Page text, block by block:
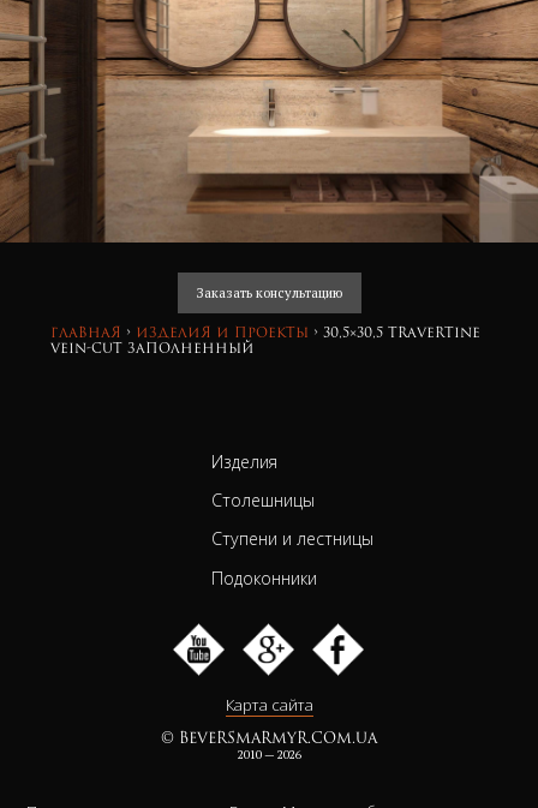
Заказать консультацию
Главная › изделия и проекты ›
30,5×30,5 travertine
vein-cut заполненный
Изделия
Столешницы
Ступени и лестницы
Подоконники
Карта сайта
© BEVERSMARMYR.COM.UA
2010 — 2026